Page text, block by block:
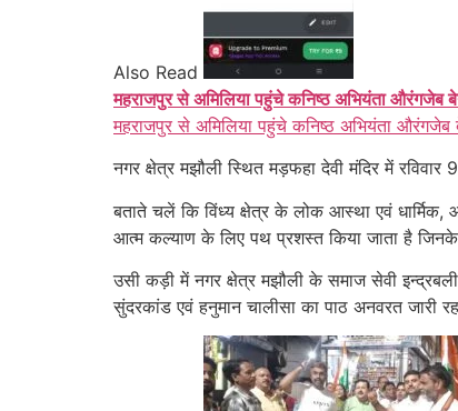
Also Read
महराजपुर से अमिलिया पहुंचे कनिष्ठ अभियंता औरंगजेब
महराजपुर से अमिलिया पहुंचे कनिष्ठ अभियंता औरंगजेब
नगर क्षेत्र मझौली स्थित मड़फहा देवी मंदिर में
बताते चलें कि विंध्य क्षेत्र के लोक आस्था एवं धार्मिक,
आत्म कल्याण के लिए पथ प्रशस्त किया जाता है
उसी कड़ी में नगर क्षेत्र मझौली के समाज सेवी
सुंदरकांड एवं हनुमान चालीसा का पाठ अनवरत जारी